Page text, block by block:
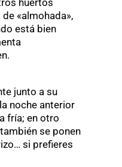
«almohada»,
está bien
junto a su
noche anterior
fría; en otro
se ponen
si prefieres